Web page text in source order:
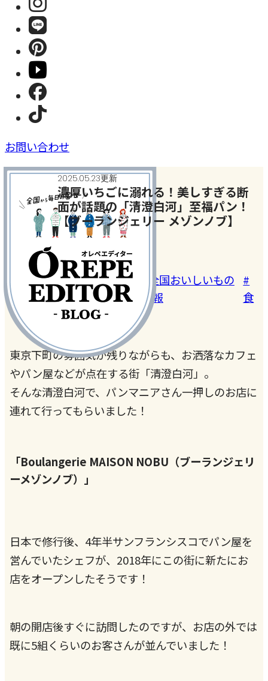
お問い合わせ
2025.05.23更新
濃厚いちごに溺れる！美しすぎる断
面が話題の「清澄白河」至福パン！
【ブーランジェリー メゾンノブ】
おいしいもの発見
#いち
ご
#おいしい
店
#おでか
け
#全国おいしいもの
情報
#
食
東京下町の雰囲気が残りながらも、お洒落なカフェ
やパン屋などが点在する街「清澄白河」。
そんな清澄白河で、パンマニアさん一押しのお店に
連れて行ってもらいました！
「Boulangerie MAISON NOBU（ブーランジェリ
ーメゾンノブ）」
日本で修行後、4年半サンフランシスコでパン屋を
営んでいたシェフが、2018年にこの街に新たにお
店をオープンしたそうです！
朝の開店後すぐに訪問したのですが、お店の外では
既に5組くらいのお客さんが並んでいました！